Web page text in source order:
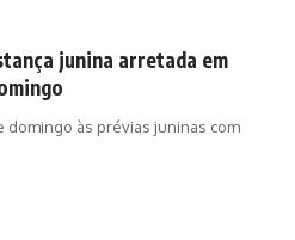
junina arretada em
domingo às prévias juninas com